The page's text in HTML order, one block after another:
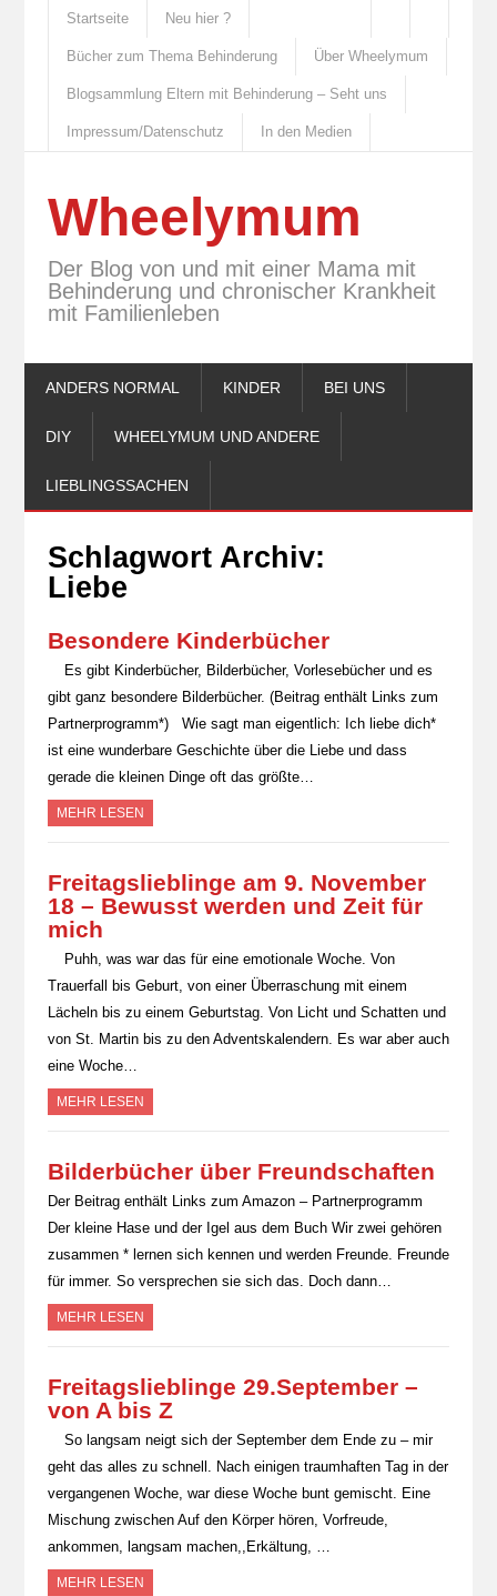
Startseite Neu hier ?
Bücher zum Thema Behinderung Über Wheelymum
Blogsammlung Eltern mit Behinderung – Seht uns
Impressum/Datenschutz In den Medien
Wheelymum
Der Blog von und mit einer Mama mit
Behinderung und chronischer Krankheit
mit Familienleben
ANDERS NORMAL KINDER BEI UNS
DIY WHEELYMUM UND ANDERE
LIEBLINGSSACHEN
Schlagwort Archiv:
Liebe
Besondere Kinderbücher
Es gibt Kinderbücher, Bilderbücher, Vorlesebücher und es
gibt ganz besondere Bilderbücher. (Beitrag enthält Links zum
Partnerprogramm*) Wie sagt man eigentlich: Ich liebe dich*
ist eine wunderbare Geschichte über die Liebe und dass
gerade die kleinen Dinge oft das größte…
MEHR LESEN
Freitagslieblinge am 9. November
18 – Bewusst werden und Zeit für
mich
Puhh, was war das für eine emotionale Woche. Von
Trauerfall bis Geburt, von einer Überraschung mit einem
Lächeln bis zu einem Geburtstag. Von Licht und Schatten und
von St. Martin bis zu den Adventskalendern. Es war aber auch
eine Woche…
MEHR LESEN
Bilderbücher über Freundschaften
Der Beitrag enthält Links zum Amazon – Partnerprogramm
Der kleine Hase und der Igel aus dem Buch Wir zwei gehören
zusammen * lernen sich kennen und werden Freunde. Freunde
für immer. So versprechen sie sich das. Doch dann…
MEHR LESEN
Freitagslieblinge 29.September –
von A bis Z
So langsam neigt sich der September dem Ende zu – mir
geht das alles zu schnell. Nach einigen traumhaften Tag in der
vergangenen Woche, war diese Woche bunt gemischt. Eine
Mischung zwischen Auf den Körper hören, Vorfreude,
ankommen, langsam machen,,Erkältung, …
MEHR LESEN